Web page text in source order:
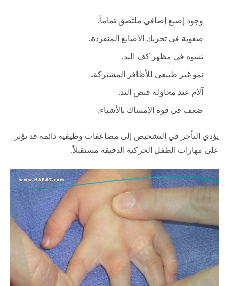
وجود إصبع إضافي ملتصق تماماً.
صعوبة في تحريك الأصابع المنفردة.
تشوه في مظهر كف اليد.
نمو غير طبيعي للأظافر المشتركة.
آلام عند محاولة قبض اليد.
ضعف في قوة الإمساك بالأشياء.
يؤدي التأخر في التشخيص إلى مضاعفات وظيفية دائمة قد تؤثر
على مهارات الطفل الحركية الدقيقة مستقبلاً.